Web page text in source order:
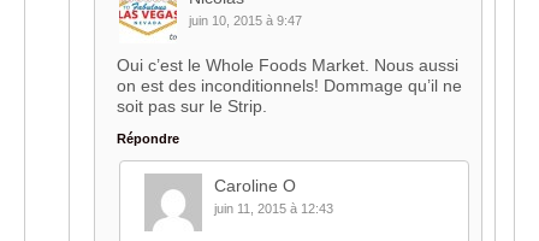
juin 10, 2015 à 9:47
Oui c’est le Whole Foods Market. Nous aussi
on est des inconditionnels! Dommage qu’il ne
soit pas sur le Strip.
Répondre
Caroline O
juin 11, 2015 à 12:43